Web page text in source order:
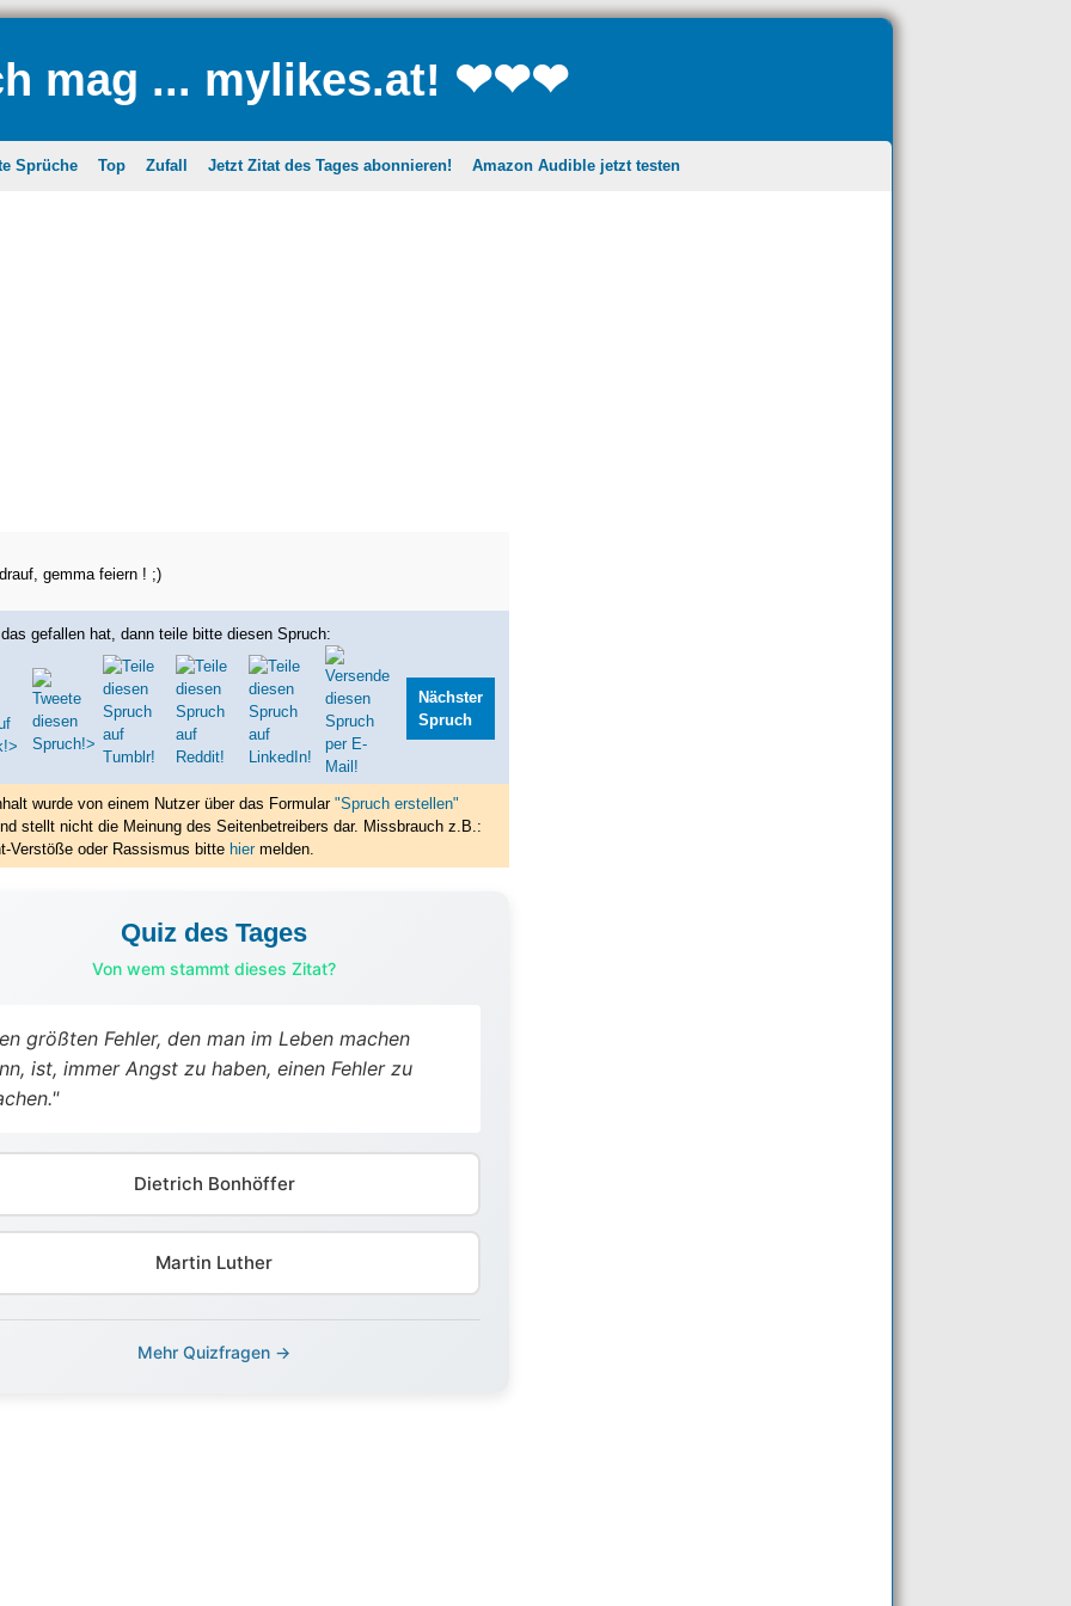
mag ... mylikes.at! ❤❤❤
Sprüche Top Zufall Jetzt Zitat des Tages abonnieren! Amazon Audible jetzt testen
gemma feiern ! ;)
gefallen hat, dann teile bitte diesen Spruch:
Nächster
Spruch
wurde von einem Nutzer über das Formular "Spruch erstellen"
stellt nicht die Meinung des Seitenbetreibers dar. Missbrauch z.B.:
Verstöße oder Rassismus bitte hiermelden.
Quiz des Tages
Von wem stammt dieses Zitat?
größten Fehler, den man im Leben machen
ist, immer Angst zu haben, einen Fehler zu
Dietrich Bonhöffer
Martin Luther
Mehr Quizfragen →